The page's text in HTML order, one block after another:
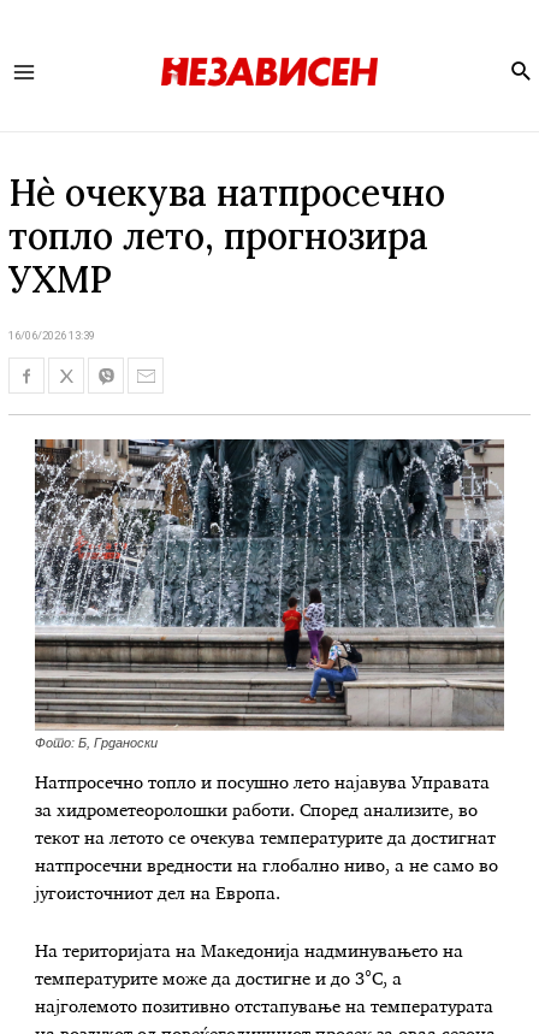
Нѐ очекува натпросечно
топло лето, прогнозира
УХМР
16/06/2026 13:39
Фото: Б, Грданоски
Натпросечно топло и посушно лето најавува Управата
за хидрометеоролошки работи. Според анализите, во
текот на летото се очекува температурите да достигнат
натпросечни вредности на глобално ниво, а не само во
југоисточниот дел на Европа.
На територијата на Македонија надминувањето на
температурите може да достигне и до 3°C, а
најголемото позитивно отстапување на температурата